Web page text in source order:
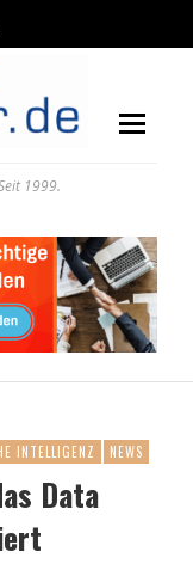
1999.
INTELLIGENZ NEWS
Data